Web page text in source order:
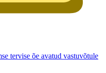
tervise õe avatud vastuvõtule